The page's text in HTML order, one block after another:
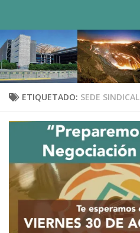
ETIQUETADO: SEDE SINDICAL